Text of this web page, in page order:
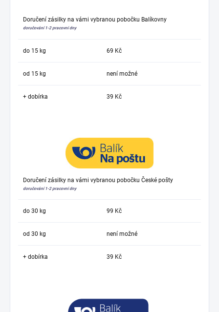
Doručení zásilky na vámi vybranou pobočku Balíkovny
doručování 1-2 pracovní dny
do 15 kg 69 Kč
od 15 kg není možné
+ dobírka 39 Kč
Doručení zásilky na vámi vybranou pobočku České pošty
doručování 1-2 pracovní dny
do 30 kg 99 Kč
od 30 kg není možné
+ dobírka 39 Kč